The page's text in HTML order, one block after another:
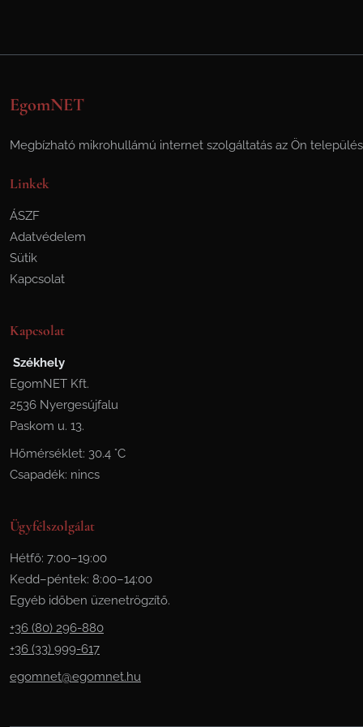
EgomNET
Megbízható mikrohullámú internet szolgáltatás az Ön
Linkek
ÁSZF
Adatvédelem
Sütik
Kapcsolat
Kapcsolat
Székhely
EgomNET Kft.
2536 Nyergesújfalu
Paskom u. 13.
Hőmérséklet: 30.4 °C
Csapadék: nincs
Ügyfélszolgálat
Hétfő: 7:00–19:00
Kedd–péntek: 8:00–14:00
Egyéb időben üzenetrögzítő.
+36 (80) 296-880
+36 (33) 999-617
egomnet@egomnet.hu